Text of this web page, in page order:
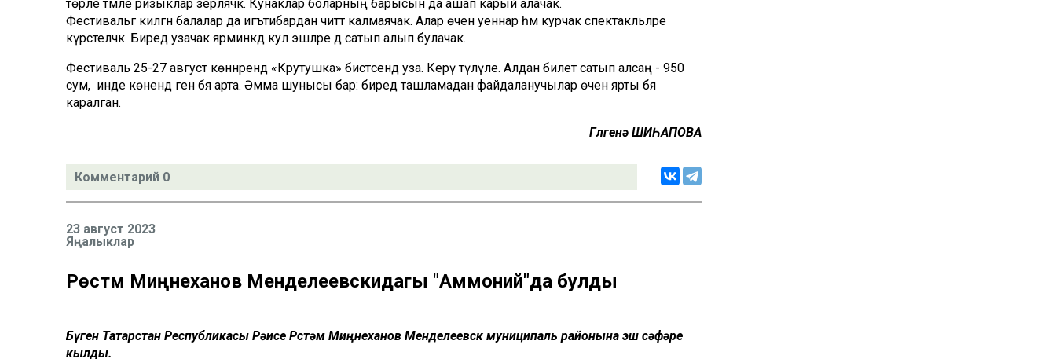
төрле тәмле ризыклар әзерләячәк. Кунаклар боларның барысын да ашап карый алачак.
Фестивальгә килгән балалар да игътибардан читтә калмаячак. Алар өчен уеннар һәм курчак спектакльләре
күрсәтеләчәк. Биредә узачак ярминкәдә кул эшләре дә сатып алып булачак.
Фестиваль 25-27 август көннәрендә «Крутушка» бистәсендә уза. Керү түләүле. Алдан билет сатып алсаң - 950
сум, ә инде көнендә генә бәя арта. Әмма шунысы бар: биредә ташламадан файдаланучылар өчен ярты бәя
каралган.
Гөлгенә ШИҺАПОВА
Комментарий 0
23 август 2023
Яңалыклар
Рөстәм Миңнеханов Менделеевскидагы "Аммоний"да булды
Бүген Татарстан Республикасы Рәисе Рөстәм Миңнеханов Менделеевск муниципаль районына эш сәфәре
кылды.